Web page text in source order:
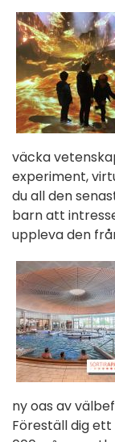
väcka
experiment,
du all den
barn att
uppleva den
ny oas av
Föreställ dig